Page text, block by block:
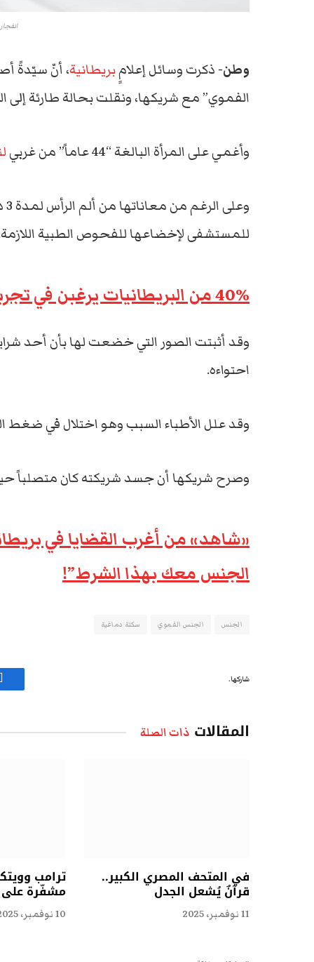
وطن- ذكرت وسائل إعلامٍبريطانية، أنّ سيّدةً
الفموي” مع شريكها، ونقلت بحالة طارئة
وأغمي على المرأة البالغة “44 عاماً” من غربي
للمستشفى لإخضاعها للفحوص الطبية
40% من البريطانيات يرغبن في تجربة الواقع الافتراضي في ممارسة الجنس
وقد أثبتت الصور التي خضعت لها بأن أحد
احتواءه.
وقد علل الأطباء السبب وهو اختلال في ضغط
وصرح شريكها أن جسد شريكته كان متصلباً
«شاهد» من أغرب القضايا في
الجنس معك بهذا الشرط”!
الجنس الجنس الفموي سكتة دماغية
شاركها.
المقالات ذات الصلة
في المتحف المصري الكبير..
قرآنٌ يُشعل الجدل
11 نوفمبر، 2025
ترامب
مشفّرة على
10 نوفمبر، 2025